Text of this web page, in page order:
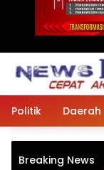
Politik Daerah
Breaking News